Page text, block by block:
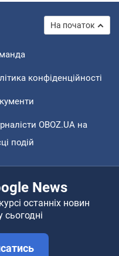
На початок
конфіденційності
OBOZ.UA на
подій
News
останніх новин
сьогодні